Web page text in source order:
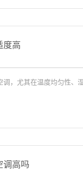
度高
，尤其在温度均匀性
调高吗